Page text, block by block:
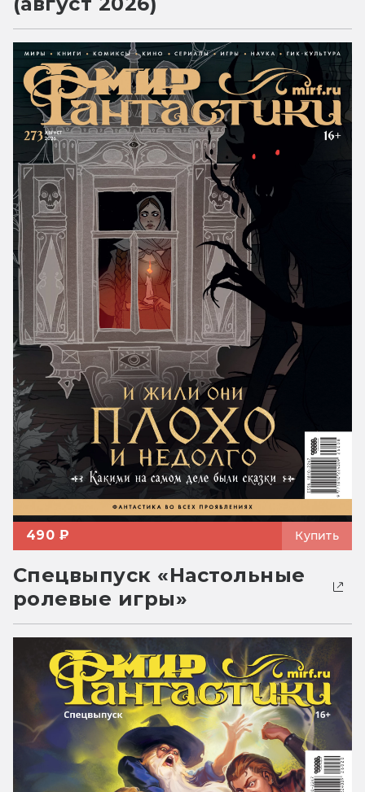
490 ₽ Купить
Спецвыпуск «Настольные
ролевые игры»